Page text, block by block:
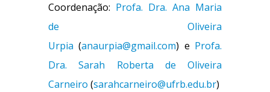
Coordenação: Profa. Dra. Ana Maria
de Oliveira
Urpia (anaurpia@gmail.com) e Profa.
Dra. Sarah Roberta de Oliveira
Carneiro (sarahcarneiro@ufrb.edu.br)